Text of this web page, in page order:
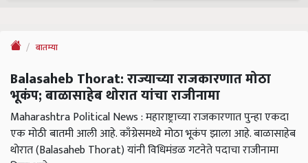
बातम्या
Balasaheb Thorat: राज्याच्या राजकारणात मोठा
भूकंप; बाळासाहेब थोरात यांचा राजीनामा
Maharashtra Political News : महाराष्ट्राच्या राजकारणात पुन्हा एकदा
एक मोठी बातमी आली आहे. काँग्रेसमध्ये मोठा भूकंप झाला आहे. बाळासाहेब
थोरात (Balasaheb Thorat) यांनी विधिमंडळ गटनेते पदाचा राजीनामा